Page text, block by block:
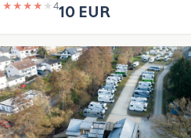
★ ★ ★ ★ ★410 EUR